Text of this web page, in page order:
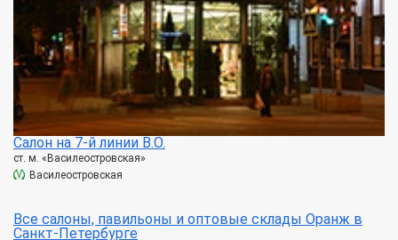
Салон на 7-й линии В.О.
ст. м. «Василеостровская»
Василеостровская
Все салоны, павильоны и оптовые склады Оранж в
Санкт-Петербурге